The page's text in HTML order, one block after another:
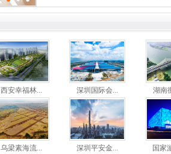
西安幸福林... 深圳国际会... 湖南
乌梁素海流... 深圳平安金... 国家